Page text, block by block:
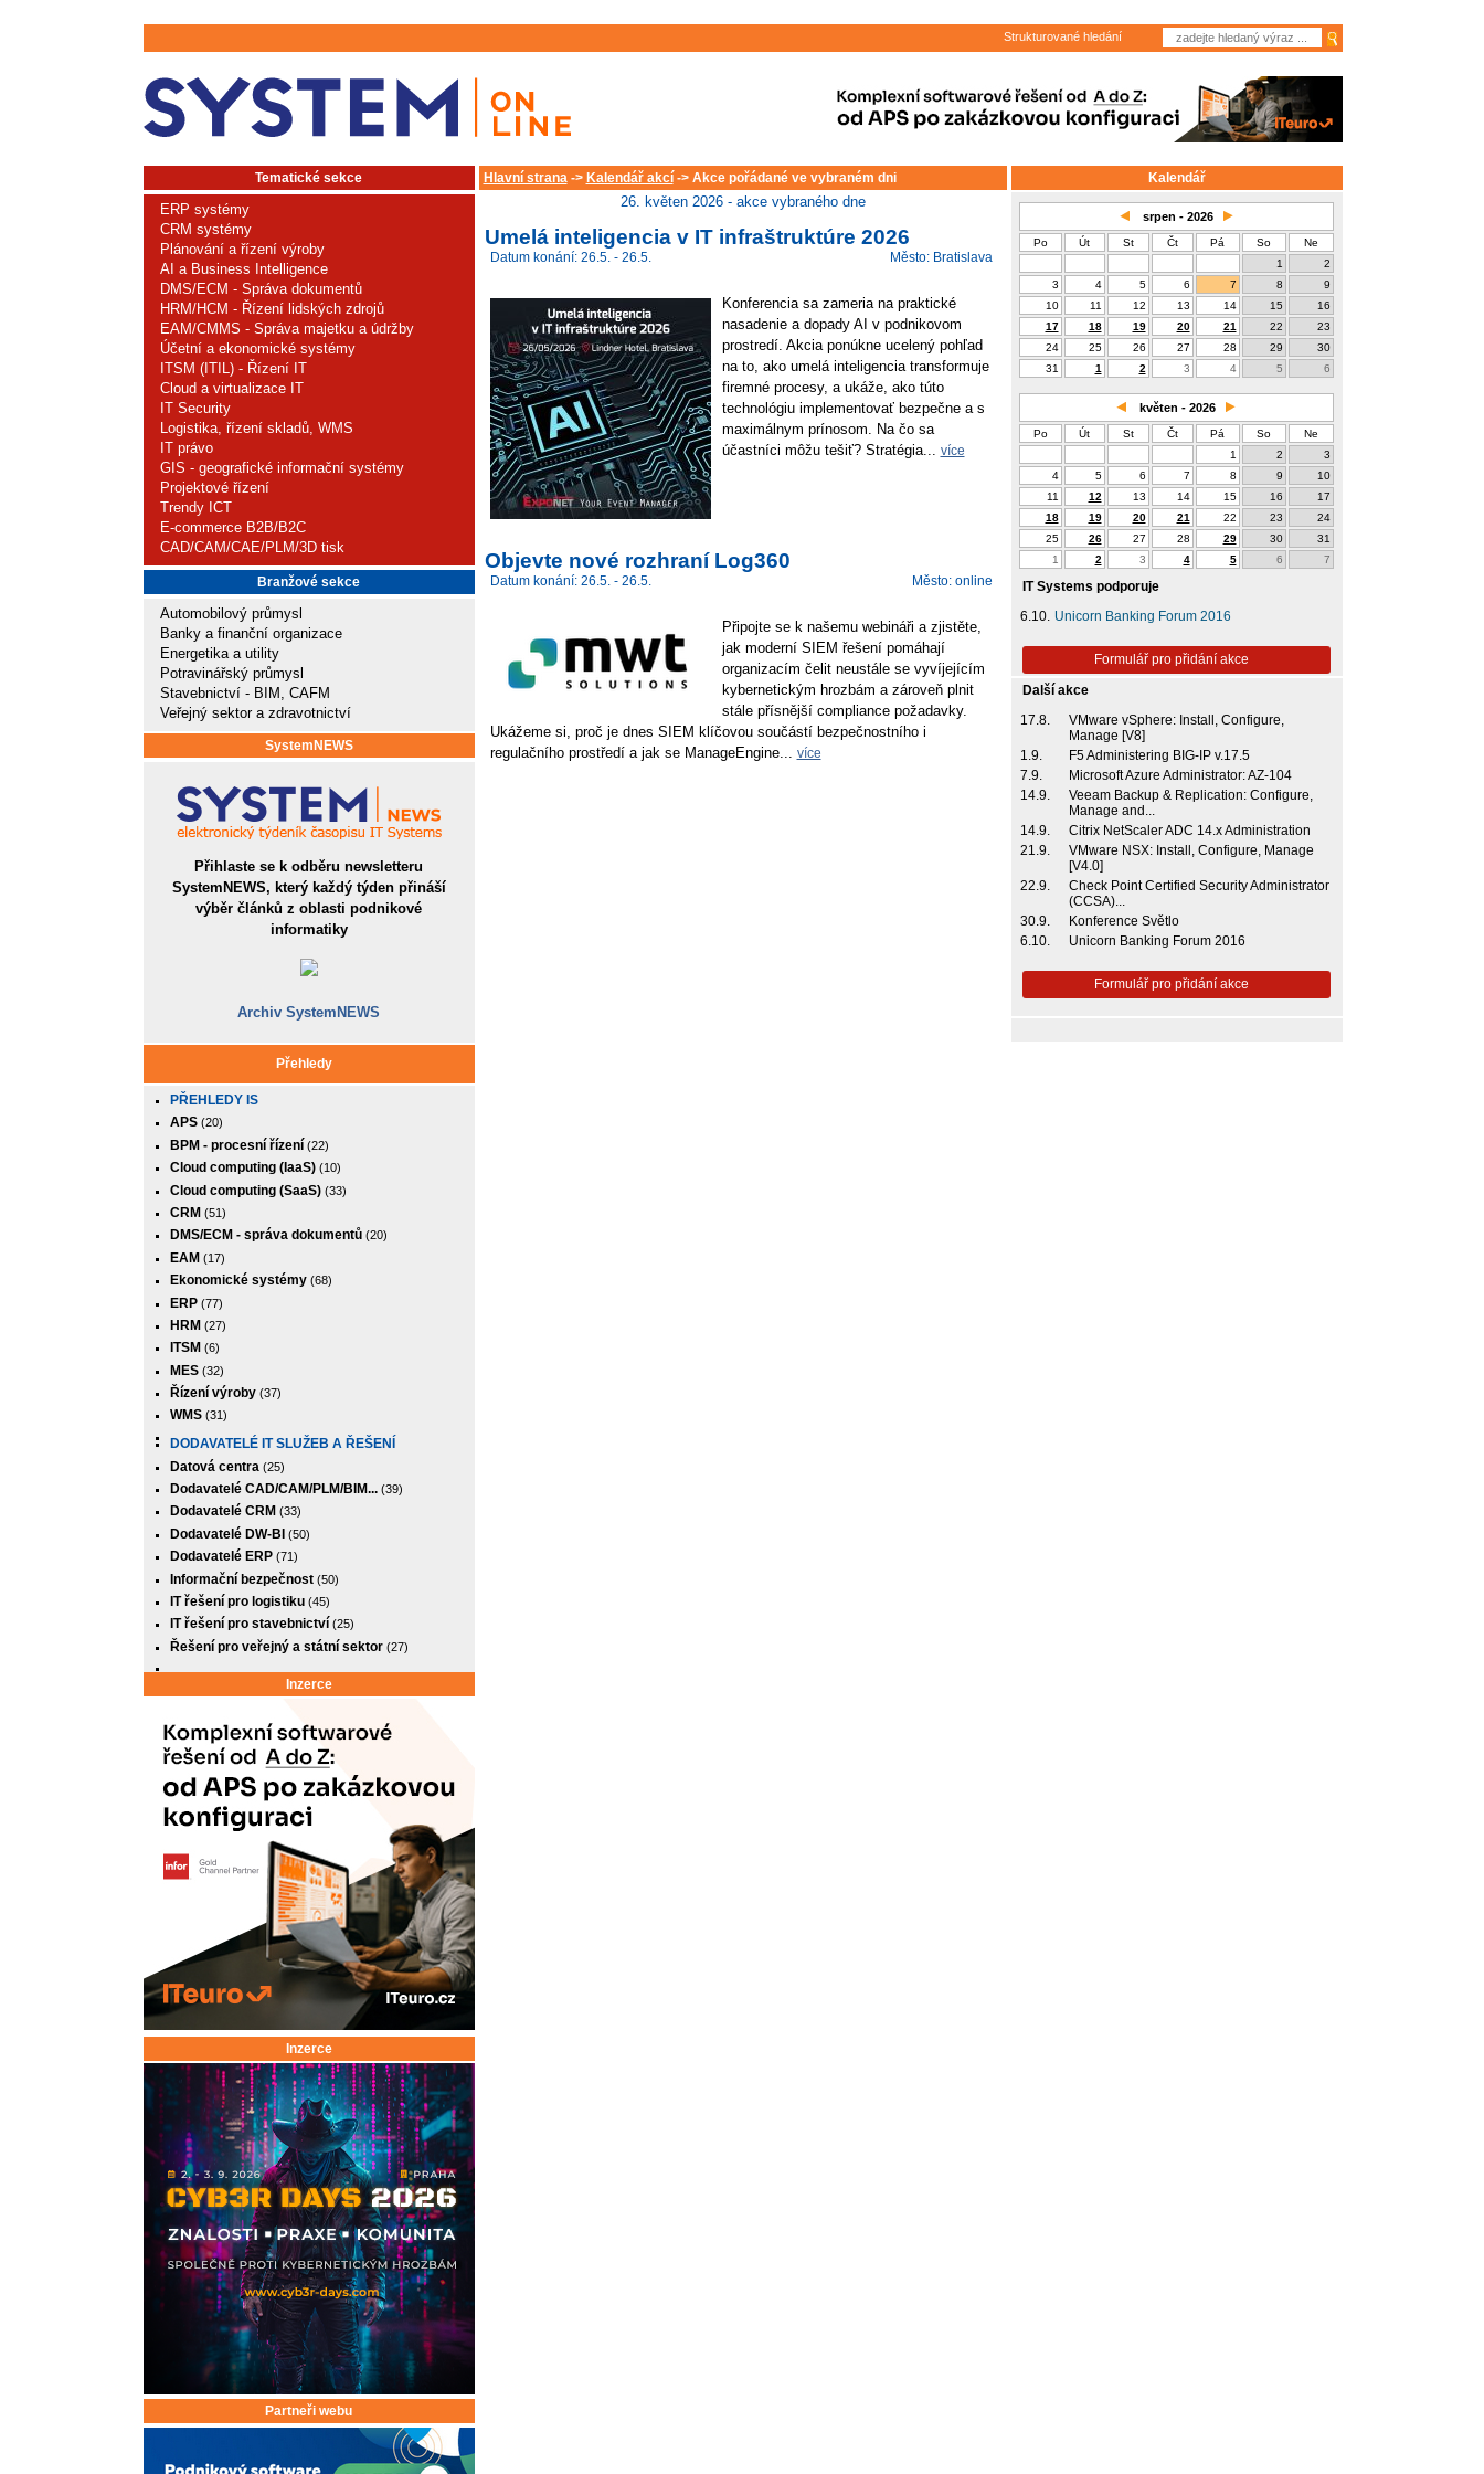
Strukturované hledání
Tematické sekce
ERP systémy
CRM systémy
Plánování a řízení výroby
AI a Business Intelligence
DMS/ECM - Správa dokumentů
HRM/HCM - Řízení lidských zdrojů
EAM/CMMS - Správa majetku a údržby
Účetní a ekonomické systémy
ITSM (ITIL) - Řízení IT
Cloud a virtualizace IT
IT Security
Logistika, řízení skladů, WMS
IT právo
GIS - geografické informační systémy
Projektové řízení
Trendy ICT
E-commerce B2B/B2C
CAD/CAM/CAE/PLM/3D tisk
Branžové sekce
Automobilový průmysl
Banky a finanční organizace
Energetika a utility
Potravinářský průmysl
Stavebnictví - BIM, CAFM
Veřejný sektor a zdravotnictví
SystemNEWS
Přihlaste se k odběru newsletteru
SystemNEWS, který každý týden přináší
výběr článků z oblasti podnikové
informatiky
Archiv SystemNEWS
Přehledy
PŘEHLEDY IS
APS(20)
BPM - procesní řízení(22)
Cloud computing (IaaS)(10)
Cloud computing (SaaS)(33)
CRM (51)
DMS/ECM - správa dokumentů(20)
EAM (17)
Ekonomické systémy(68)
ERP(77)
HRM (27)
ITSM (6)
MES(32)
Řízení výroby(37)
WMS(31)
DODAVATELÉ IT SLUŽEB A ŘEŠENÍ
Datová centra (25)
Dodavatelé CAD/CAM/PLM/BIM...(39)
Dodavatelé CRM (33)
Dodavatelé DW-BI (50)
Dodavatelé ERP(71)
Informační bezpečnost(50)
IT řešení pro logistiku(45)
IT řešení pro stavebnictví(25)
Řešení pro veřejný a státní sektor(27)
Inzerce
Inzerce
Partneři webu
Hlavní strana-> Kalendář akcí-> Akce pořádané ve vybraném dni
26. květen 2026 - akce vybraného dne
Umelá inteligencia v IT infraštruktúre 2026
Datum konání: 26.5. - 26.5. Město: Bratislava
Konferencia sa zameria na praktické
nasadenie a dopady AI v podnikovom
prostredí. Akcia ponúkne ucelený pohľad
na to, ako umelá inteligencia transformuje
firemné procesy, a ukáže, ako túto
technológiu implementovať bezpečne a s
maximálnym prínosom. Na čo sa
účastníci môžu tešiť? Stratégia... více
Objevte nové rozhraní Log360
Datum konání: 26.5. - 26.5. Město: online
Připojte se k našemu webináři a zjistěte,
jak moderní SIEM řešení pomáhají
organizacím čelit neustále se vyvíjejícím
kybernetickým hrozbám a zároveň plnit
stále přísnější compliance požadavky.
Ukážeme si, proč je dnes SIEM klíčovou součástí bezpečnostního i
regulačního prostředí a jak se ManageEngine... více
Kalendář
srpen - 2026
Po Út St Čt Pá So
Ne
1
2
3
4 5 6 7 8
9
10
11 12 13 14 15
16
17
18 19 20 21 22
23
24
25 26 27 28 29
30
31
1 2 3 4 5 6
květen - 2026
Po Út St Čt Pá So
Ne
1
2
3
4
5 6 7 8 9
10
11
12 13 14 15 16
17
18
19 20 21 22 23
24
25
26 27 28 29 30
31
1
2 3 4 5 6 7
IT Systems podporuje
6.10. Unicorn Banking Forum 2016
Formulář pro přidání akce
Další akce
17.8.
VMware vSphere: Install, Configure,
Manage [V8]
1.9.
F5 Administering BIG-IP v.17.5
7.9.
Microsoft Azure Administrator: AZ-104
14.9.
Veeam Backup & Replication: Configure,
Manage and...
14.9.
Citrix NetScaler ADC 14.x Administration
21.9.
VMware NSX: Install, Configure, Manage
[V4.0]
22.9.
Check Point Certified Security Administrator
(CCSA)...
30.9.
Konference Světlo
6.10.
Unicorn Banking Forum 2016
Formulář pro přidání akce